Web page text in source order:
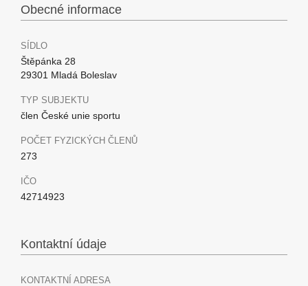
Obecné informace
SÍDLO
Štěpánka 28
29301 Mladá Boleslav
TYP SUBJEKTU
člen České unie sportu
POČET FYZICKÝCH ČLENŮ
273
IČO
42714923
Kontaktní údaje
KONTAKTNÍ ADRESA